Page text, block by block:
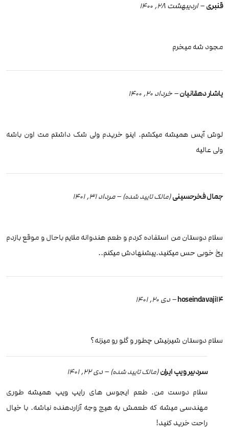
قنبری–اردیبهشت 28, 1400
مجود شه میخرم
یاشار دهقانیان– خرداد 20, 1400
لوش آیس همیشه میکشم. اینو خریدم ولی شک داشتم مث اون باشه
ولی عالیه
جمال فخرحسینی(مالک تایید شده) –مرداد 31, 1401
سلام دوستان من استفاده کردم و طعم هندوانه ملایم باحال و موقع بازدم
یخ خوبی حس میکنید.پیشنهادش میکنم..
hoseindavaji14
– دی 20, 1401
سلام دوستان شیرنیش چطور و گلو رو میزنه؟
سردبیر ویپ ایران(مالک تایید شده) – دی 22, 1401
سلام دوست من. طعم ایجوس های رایپ ویپ همیشه طوری
مهندسی میشه که طعمش به هیچ وجه آزاردهنده نباشه. با خیال
راحت خرید کنید!